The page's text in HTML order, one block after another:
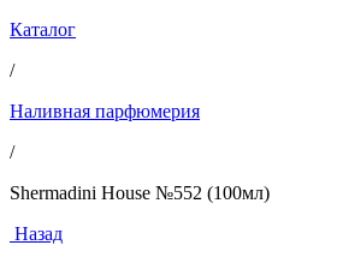
Каталог
/
Наливная парфюмерия
/
Shermadini House №552 (100мл)
Назад